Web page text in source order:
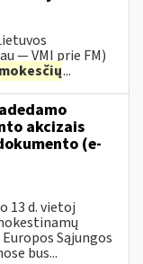
— VMI prie FM)
mokesčių...
akcizais
(e-
13 d. vietoj
Sąjungos
bus...